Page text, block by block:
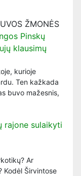
ŽMONĖS
Pinskų
klausimų
kurioje
Ten kažkada
buvo mažesnis,
rajone sulaikyti
Ar
Kodėl Širvintose